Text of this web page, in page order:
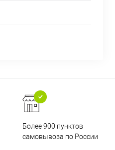
Более 900 пунктов
самовывоза по России